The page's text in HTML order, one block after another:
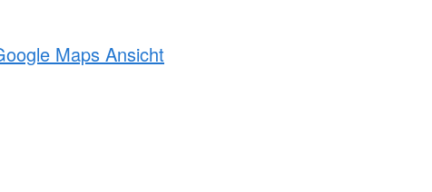
Maps Ansicht